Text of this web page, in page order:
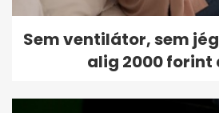
Sem ventilátor, sem
alig 2000 forint